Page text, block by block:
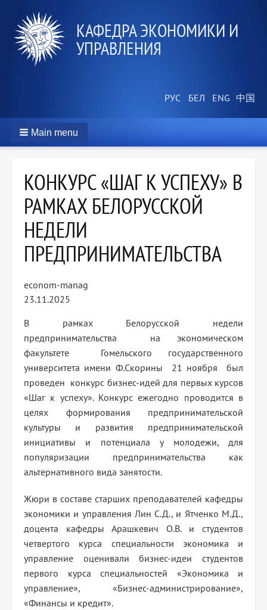
КАФЕДРА ЭКОНОМИКИ И
УПРАВЛЕНИЯ
Main menu
КОНКУРС «ШАГ К УСПЕХУ» В
РАМКАХ БЕЛОРУССКОЙ
НЕДЕЛИ
ПРЕДПРИНИМАТЕЛЬСТВА
econom-manag
23.11.2025
В рамках Белорусской недели
предпринимательства на экономическом
факультете Гомельского государственного
университета имени Ф.Скорины 21 ноября был
проведен конкурс бизнес-идей для первых курсов
«Шаг к успеху». Конкурс ежегодно проводится в
целях формирования предпринимательской
культуры и развития предпринимательской
инициативы и потенциала у молодежи, для
популяризации предпринимательства как
альтернативного вида занятости.
Жюри в составе старших преподавателей кафедры
экономики и управления Лин С.Д., и Ятченко М.Д.,
доцента кафедры Арашкевич О.В. и студентов
четвертого курса специальности экономика и
управление оценивали бизнес-идеи студентов
первого курса специальностей «Экономика и
управление», «Бизнес-администрирование»,
«Финансы и кредит».